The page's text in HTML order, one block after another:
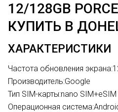
12/128GB
КУПИТЬ В
ХАРАКТЕРИСТИКИ
Частота обновления экрана:
Производитель:Google
Тип SIM-карты:nano SIM+eSIM
Операционная система: